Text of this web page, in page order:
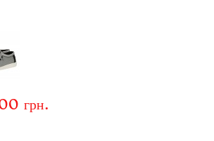
грн.